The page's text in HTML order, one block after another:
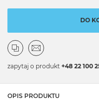
DO
zapytaj o produkt +48 22 100
OPIS PRODUKTU